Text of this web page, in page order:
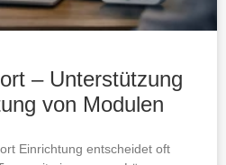
– Unterstützung
von Modulen
Einrichtung entscheidet oft